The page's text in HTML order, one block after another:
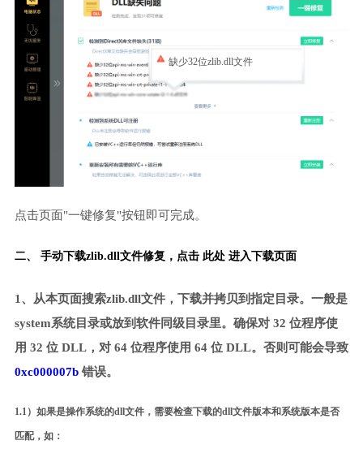
缺少32位zlib.dll文件
点击页面"一键修复"按钮即可完成。
二、 手动下载zlib.dll文件修复， 点击 此处 进入下载页面
1、从本页面搜索zlib.dll文件，下载并拷贝到指定目录。一般是
system系统目录或放到软件同级目录里。确保对 32 位程序使
用 32 位 DLL，对 64 位程序使用 64 位 DLL。否则可能会导致
0xc000007b错误。
1.1）如果是操作系统的dll文件，需要检查下载的dll文件版本和系统版本是否
匹配，如：